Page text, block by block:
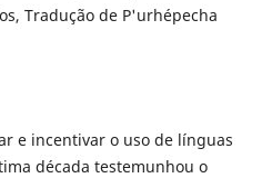
Tradução de P'urhépecha
e incentivar o uso de línguas
década testemunhou o